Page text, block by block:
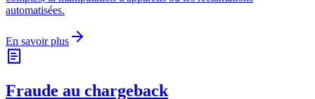
automatisées.
En savoir plus
Fraude au chargeback